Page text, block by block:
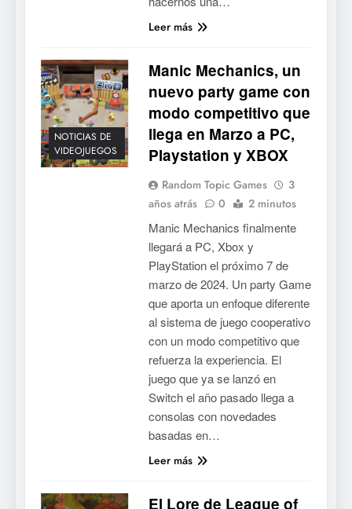
Leer más
NOTICIAS DE
VIDEOJUEGOS
Manic Mechanics, un
nuevo party game con
modo competitivo que
llega en Marzo a PC,
Playstation y XBOX
Random Topic Games
3
años atrás
0 2 minutos
Manic Mechanics finalmente
llegará a PC, Xbox y
PlayStation el próximo 7 de
marzo de 2024. Un party Game
que aporta un enfoque diferente
al sistema de juego cooperativo
con un modo competitivo que
refuerza la experiencia. El
juego que ya se lanzó en
Switch el año pasado llega a
consolas con novedades
basadas en…
Leer más
El Lore de League of